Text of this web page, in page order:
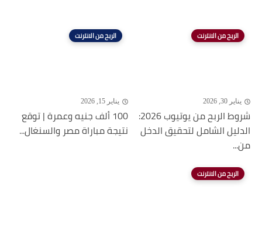
الربح من الانترنت
يناير 30, 2026
شروط الربح من يوتيوب 2026:
الدليل الشامل لتحقيق الدخل
من...
الربح من الانترنت
يناير 15, 2026
100 ألف جنيه وعمرة | توقع
نتيجة مباراة مصر والسنغال...
الربح من الانترنت